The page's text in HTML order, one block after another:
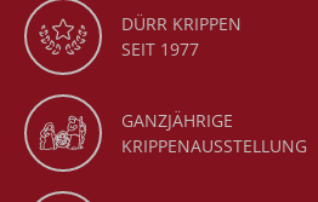
DÜRR KRIPPEN
SEIT 1977
GANZJÄHRIGE
KRIPPENAUSSTELLUNG